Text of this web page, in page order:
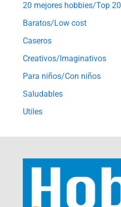
20 mejores hobbies/Top 20
Baratos/Low cost
Caseros
Creativos/Imaginativos
Para niños/Con niños
Saludables
Utiles